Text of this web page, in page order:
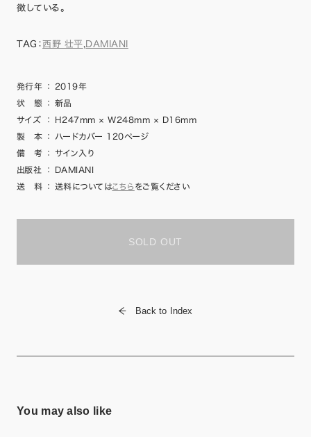
徴している。
TAG：西野 壮平,DAMIANI
発行年 ：
2019年
状 態
：
新品
サイズ
：
H247mm × W248mm × D16mm
製 本
：
ハードカバー 120ページ
備 考
：
サイン入り
出版社
：
DAMIANI
送 料
： 送料についてはこちら をご覧ください
SOLD OUT
Back to Index
You may also like